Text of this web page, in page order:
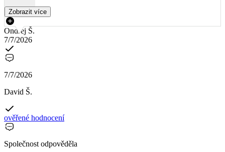
Zobrazit více
Ondřej Š.
7/7/2026
7/7/2026
David Š.
ověřené hodnocení
Společnost odpověděla